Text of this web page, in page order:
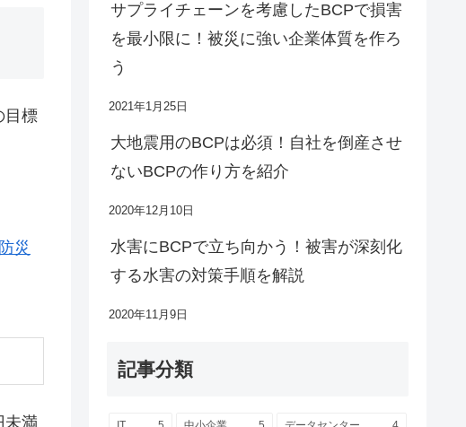
目標
災
未満
サプライチェーンを考慮したBCPで損害
を最小限に！被災に強い企業体質を作ろ
う
2021年1月25日
大地震用のBCPは必須！自社を倒産させ
ないBCPの作り方を紹介
2020年12月10日
水害にBCPで立ち向かう！被害が深刻化
する水害の対策手順を解説
2020年11月9日
記事分類